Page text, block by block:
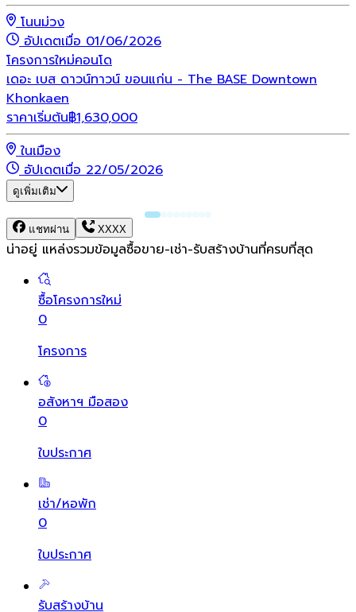
โนนม่วง
อัปเดตเมื่อ 01/06/2026
โครงการใหม่คอนโด
เดอะ เบส ดาวน์ทาวน์ ขอนแก่น - The BASE Downtown
Khonkaen
ราคาเริ่มต้น฿1,630,000
ในเมือง
อัปเดตเมื่อ 22/05/2026
ดูเพิ่มเติม
แชทผ่าน XXXX
น่าอยู่ แหล่งรวมข้อมูลซื้อขาย-เช่า-รับสร้างบ้านที่ครบที่สุด
ซื้อโครงการใหม่
0
โครงการ
อสังหาฯ มือสอง
0
ใบประกาศ
เช่า/หอพัก
0
ใบประกาศ
รับสร้างบ้าน